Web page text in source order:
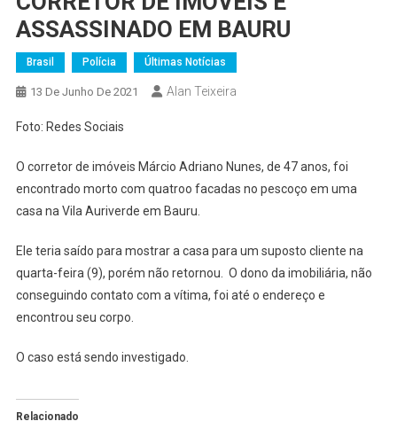
ASSASSINADO EM BAURU
Brasil Polícia Últimas Notícias
13 De Junho De 2021 Alan Teixeira
Foto: Redes Sociais
O corretor de imóveis Márcio Adriano Nunes, de 47 anos, foi
encontrado morto com quatroo facadas no pescoço em uma
casa na Vila Auriverde em Bauru.
Ele teria saído para mostrar a casa para um suposto cliente na
quarta-feira (9), porém não retornou. O dono da imobiliária, não
conseguindo contato com a vítima, foi até o endereço e
encontrou seu corpo.
O caso está sendo investigado.
Relacionado